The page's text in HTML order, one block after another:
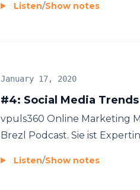
Listen/Show notes
#4: Social Media
January 17, 2020
vpuls360 Online Marketing
Brezl Podcast. Sie ist
Listen/Show notes